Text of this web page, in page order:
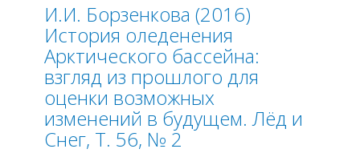
И.И. Борзенкова (2016)
История оледенения
Арктического бассейна:
взгляд из прошлого для
оценки возможных
изменений в будущем. Лёд и
Снег, Т. 56, № 2